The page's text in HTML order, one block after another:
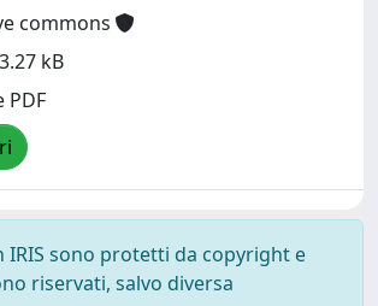
commons
kB
PDF
IRIS sono protetti da copyright e
riservati, salvo diversa